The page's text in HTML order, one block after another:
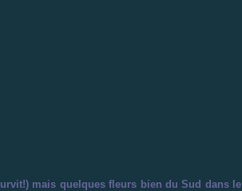
mais quelques fleurs bien du Sud dans le